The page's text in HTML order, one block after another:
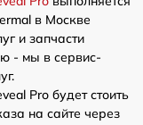
в Москве
и запчасти
- мы в сервис-
Pro будет стоить
на сайте через